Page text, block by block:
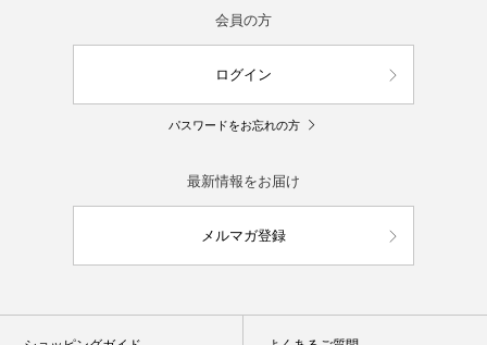
会員の方
ログイン
パスワードをお忘れの方
最新情報をお届け
メルマガ登録